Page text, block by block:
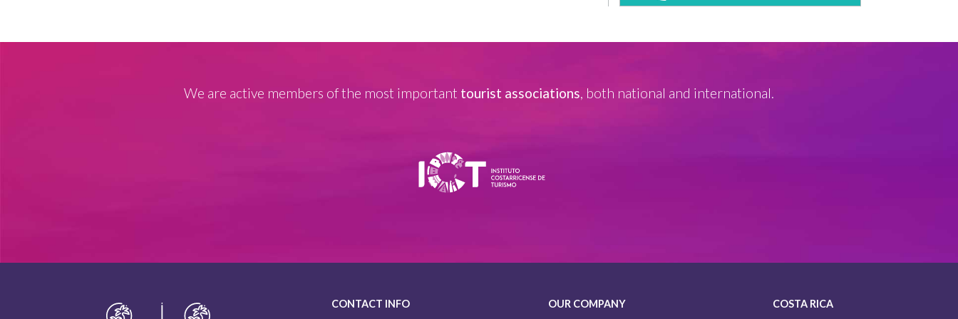
We are active members of the most important tourist associations , both national and international.
CONTACT INFO OUR COMPANY COSTA RICA